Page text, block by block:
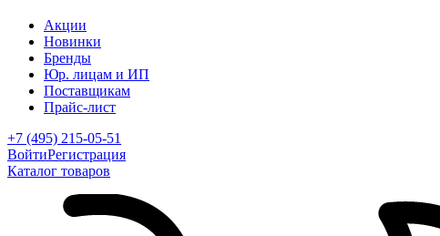
Акции
Новинки
Бренды
Юр. лицам и ИП
Поставщикам
Прайс-лист
+7 (495) 215-05-51
ВойтиРегистрация
Каталог товаров